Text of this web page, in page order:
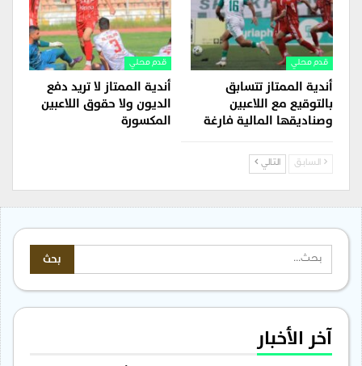
قدم محلي
أندية الممتاز تتسابق
بالتوقيع مع اللاعبين
وصناديقها المالية فارغة
قدم محلي
أندية الممتاز لا تريد دفع
الديون ولا حقوق اللاعبين
المكسورة
السابق التالي
آخر الأخبار